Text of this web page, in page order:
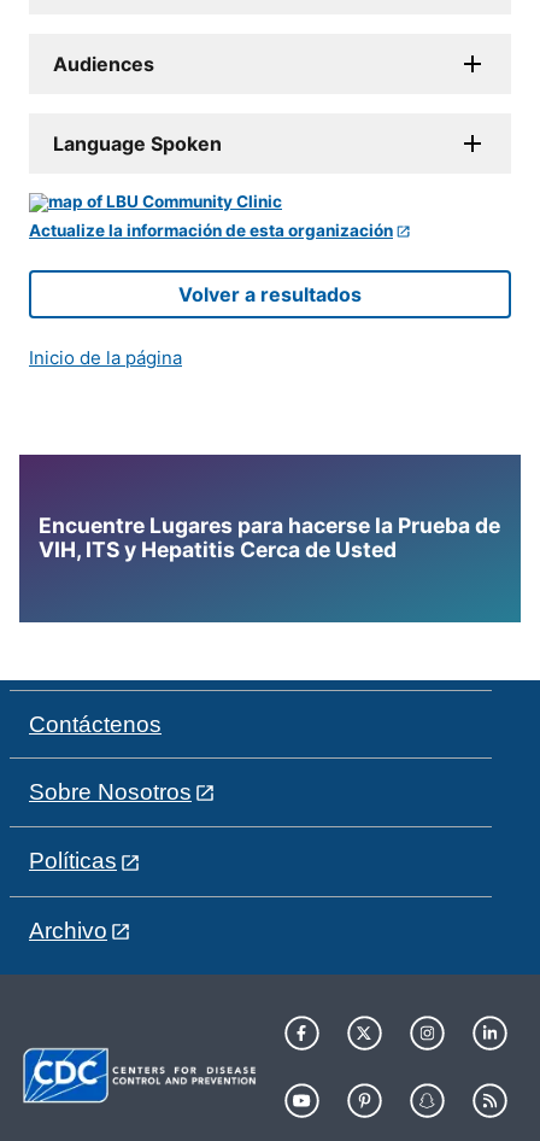
Audiences
Language Spoken
Actualize la información de esta organización
Volver a resultados
Inicio de la página
Encuentre Lugares para hacerse la Prueba de
VIH, ITS y Hepatitis Cerca de Usted
Contáctenos
Sobre Nosotros
Políticas
Archivo